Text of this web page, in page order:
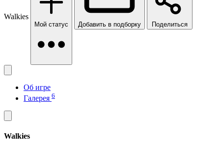
Walkies
Мой статус Добавить в подборку Поделиться
Об игре
Галерея 6
Walkies